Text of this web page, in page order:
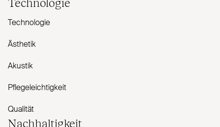
Technologie
Ästhetik
Akustik
Pflegeleichtigkeit
Qualität
Nachhaltigkeit